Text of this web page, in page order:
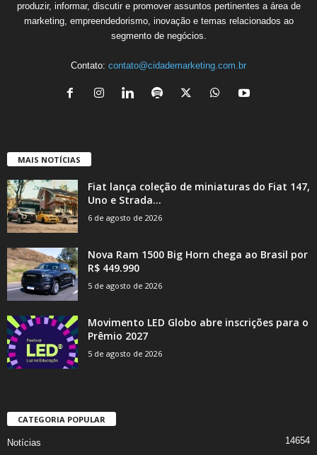
produzir, informar, discutir e promover assuntos pertinentes a área de
marketing, empreendedorismo, inovação e temas relacionados ao
segmento de negócios.
Contato: contato@cidademarketing.com.br
MAIS NOTÍCIAS
Fiat lança coleção de miniaturas do Fiat 147,
Uno e Strada...
6 de agosto de 2026
Nova Ram 1500 Big Horn chega ao Brasil por
R$ 449.990
5 de agosto de 2026
Movimento LED Globo abre inscrições para o
Prêmio 2027
5 de agosto de 2026
CATEGORIA POPULAR
Notícias 14654